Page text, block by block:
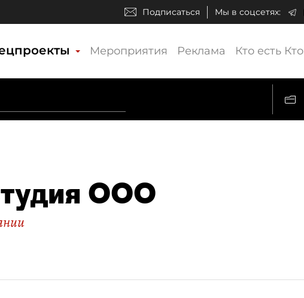
Подписаться Мы в соцсетях:
Мероприятия Реклама Кто есть Кто
ООО